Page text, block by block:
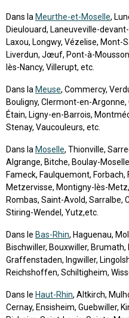
Dans la Meurthe-et-Moselle,
Dieulouard, Laneuveville-
Laxou, Longwy, Vézelise, Mont-
Liverdun, Jœuf, Pont-à-
lès-Nancy, Villerupt, etc.
Dans la Meuse, Commercy,
Bouligny, Clermont-en-
Étain, Ligny-en-Barrois,
Stenay, Vaucouleurs, etc.
Dans la Moselle, Thionville,
Algrange, Bitche, Boulay-
Fameck, Faulquemont,
Metzervisse, Montigny-lès-
Rombas, Saint-Avold, Sarralbe,
Stiring-Wendel, Yutz,etc.
Dans le Bas-Rhin, Haguenau,
Bischwiller, Bouxwiller,
Graffenstaden, Ingwiller,
Reichshoffen, Schiltigheim,
Dans le Haut-Rhin, Altkirch,
Cernay, Ensisheim, Guebwiller,